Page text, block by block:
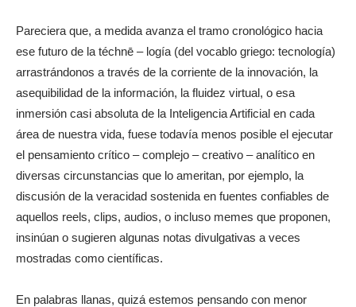
Pareciera que, a medida avanza el tramo cronológico hacia
ese futuro de la téchnē – logía (del vocablo griego: tecnología)
arrastrándonos a través de la corriente de la innovación, la
asequibilidad de la información, la fluidez virtual, o esa
inmersión casi absoluta de la Inteligencia Artificial en cada
área de nuestra vida, fuese todavía menos posible el ejecutar
el pensamiento crítico – complejo – creativo – analítico en
diversas circunstancias que lo ameritan, por ejemplo, la
discusión de la veracidad sostenida en fuentes confiables de
aquellos reels, clips, audios, o incluso memes que proponen,
insinúan o sugieren algunas notas divulgativas a veces
mostradas como científicas.
En palabras llanas, quizá estemos pensando con menor